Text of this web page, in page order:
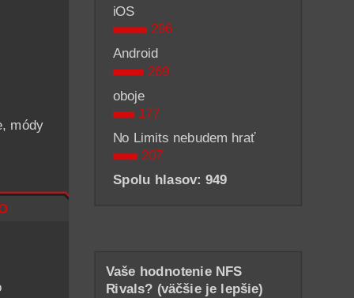
módy
iOS
296
Android
269
oboje
177
No Limits nebudem hrať
207
Spolu hlasov: 949
Vaše hodnotenie NFS
Rivals? (väčšie je lepšie)